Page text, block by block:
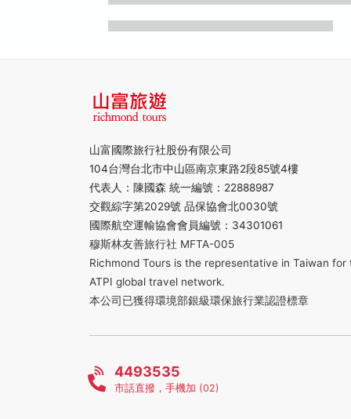
山富國際旅行社股份有限公司
104台灣台北市中山區南京東路2段85號4樓
代表人：陳國森 統一編號：22888987
交觀綜字第2029號 品保協會北0030號
國際航空運輸協會會員編號：34301061
穆斯林友善旅行社 MFTA-005
Richmond Tours is the representative in Taiwan for
ATPI global travel network.
本公司已獲得環境部銀級環保旅行業認證標章
4493535
市話直撥，手機加 (02)